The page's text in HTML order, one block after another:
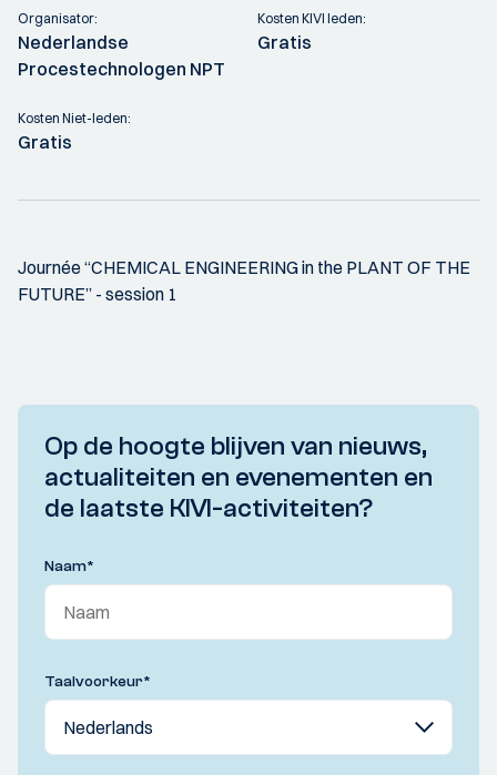
Organisator:
Nederlandse
Procestechnologen NPT
Kosten KIVI leden:
Gratis
Kosten Niet-leden:
Gratis
Journée “CHEMICAL ENGINEERING in the PLANT OF THE
FUTURE” - session 1
Op de hoogte blijven van nieuws,
actualiteiten en evenementen en
de laatste KIVI-activiteiten?
Naam*
Taalvoorkeur*